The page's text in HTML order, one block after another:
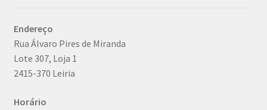
Endereço
Rua Álvaro Pires de Miranda
Lote 307, Loja 1
2415-370 Leiria
Horário